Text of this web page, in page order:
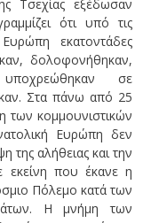
Τσεχίας εξέδωσαν
ότι υπό τις
Ευρώπη εκατοντάδες
δολοφονήθηκαν,
υποχρεώθηκαν σε
Στα πάνω από 25
κομμουνιστικών
Ευρώπη δεν
της αλήθειας και την
εκείνη που έκανε η
Πόλεμο κατά των
Η μνήμη των